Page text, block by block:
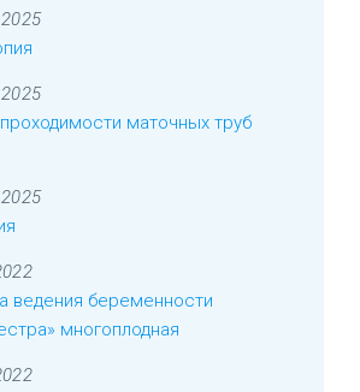
маточных труб
ведения беременности
многоплодная